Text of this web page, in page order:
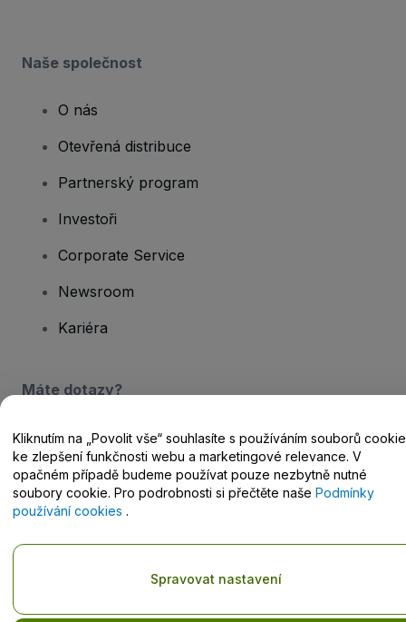
Naše společnost
O nás
Otevřená distribuce
Partnerský program
Investoři
Corporate Service
Newsroom
Kariéra
Máte dotazy?
Centrum nápovědy / Kontakt
Copyright © viagogo GmbH 2026 Podrobnosti o společnosti
Obchodními podmínkami, Zásadami ochrany osobních údajů
Zásadami používání cookiesaZásadami ochrany osobních údajů
Nesdílejte mé osobní údaje nebo volby týkající se ochrany
Kliknutím na „Povolit vše“ souhlasíte s používáním souborů cookie
ke zlepšení funkčnosti webu a marketingové relevance. V
opačném případě budeme používat pouze nezbytně nutné
soubory cookie. Pro podrobnosti si přečtěte naše Podmínky
používání cookies .
Spravovat nastavení